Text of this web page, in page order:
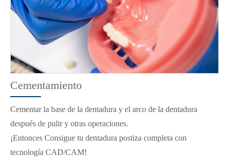
Cementamiento
Cementar la base de la dentadura y el arco de la dentadura
después de pulir y otras operaciones.
¡Entonces Consigue tu dentadura postiza completa con
tecnología CAD/CAM!